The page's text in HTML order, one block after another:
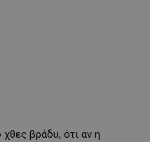
βράδυ, ότι αν η